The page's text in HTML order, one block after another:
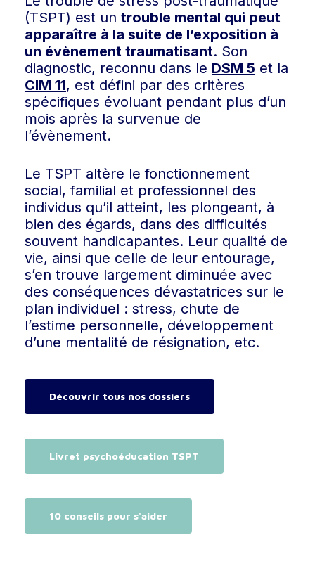
(TSPT) est un trouble mental qui peut
apparaître à la suite de l’exposition à
un évènement traumatisant. Son
diagnostic, reconnu dans le DSM 5 et la
CIM 11, est défini par des critères
spécifiques évoluant pendant plus d’un
mois après la survenue de
l’évènement.
Le TSPT altère le fonctionnement
social, familial et professionnel des
individus qu’il atteint, les plongeant, à
bien des égards, dans des difficultés
souvent handicapantes. Leur qualité de
vie, ainsi que celle de leur entourage,
s’en trouve largement diminuée avec
des conséquences dévastatrices sur le
plan individuel : stress, chute de
l’estime personnelle, développement
d’une mentalité de résignation, etc.
Découvrir tous nos dossiers
Livret psychoéducation TSPT
10 conseils pour s'aider